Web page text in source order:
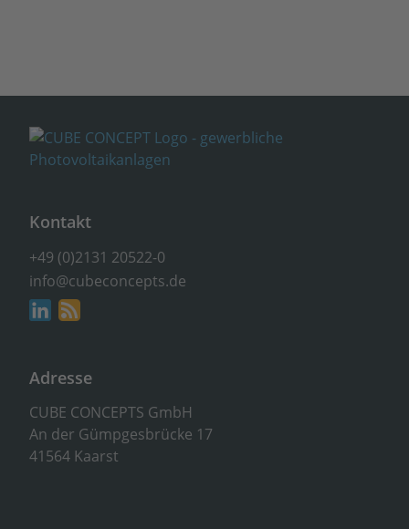
Kontakt
+49 (0)2131 20522-0
info@cubeconcepts.de
Adresse
CUBE CONCEPTS GmbH
An der Gümpgesbrücke 17
41564 Kaarst